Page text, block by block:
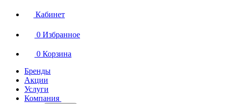
Кабинет
0 Избранное
0 Корзина
Бренды
Акции
Услуги
Компания